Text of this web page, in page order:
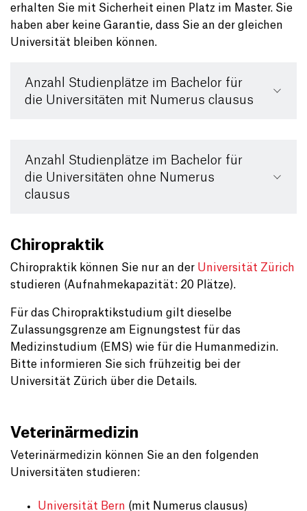
erhalten Sie mit Sicherheit einen Platz im Master. Sie
haben aber keine Garantie, dass Sie an der gleichen
Universität bleiben können.
Anzahl Studienplätze im Bachelor für
die Universitäten mit Numerus clausus
Anzahl Studienplätze im Bachelor für
die Universitäten ohne Numerus
clausus
Chiropraktik
Chiropraktik können Sie nur an der Universität Zürich
studieren (Aufnahmekapazität: 20 Plätze).
Für das Chiropraktikstudium gilt dieselbe
Zulassungsgrenze am Eignungstest für das
Medizinstudium (EMS) wie für die Humanmedizin.
Bitte informieren Sie sich frühzeitig bei der
Universität Zürich über die Details.
Veterinärmedizin
Veterinärmedizin können Sie an den folgenden
Universitäten studieren:
Universität Bern (mit Numerus clausus)